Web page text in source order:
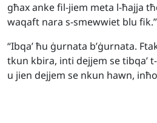
għax anke fil-jiem meta l-ħajja
waqaft nara s-smewwiet blu fik.”
“Ibqa’ ħu ġurnata b’ġurnata.
tkun kbira, inti dejjem se tibqa’
u jien dejjem se nkun hawn,